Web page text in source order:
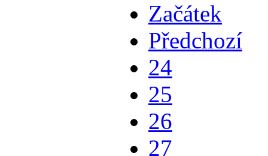
Začátek
Předchozí
24
25
26
27